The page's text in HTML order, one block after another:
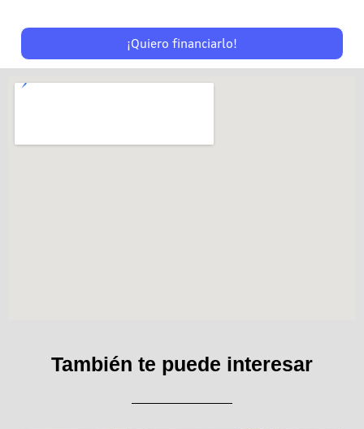
¡Quiero financiarlo!
También te puede interesar